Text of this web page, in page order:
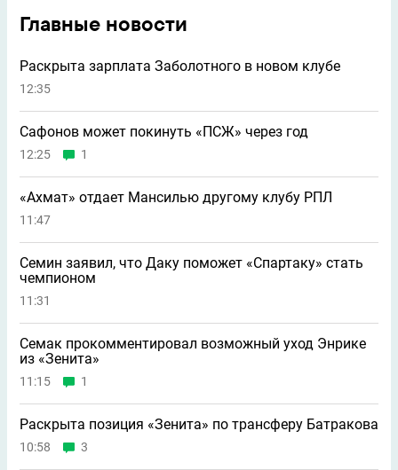
Главные новости
Раскрыта зарплата Заболотного в новом клубе
12:35
Сафонов может покинуть «ПСЖ» через год
12:25 1
«Ахмат» отдает Мансилью другому клубу РПЛ
11:47
Семин заявил, что Даку поможет «Спартаку» стать
чемпионом
11:31
Семак прокомментировал возможный уход Энрике
из «Зенита»
11:15 1
Раскрыта позиция «Зенита» по трансферу Батракова
10:58 3